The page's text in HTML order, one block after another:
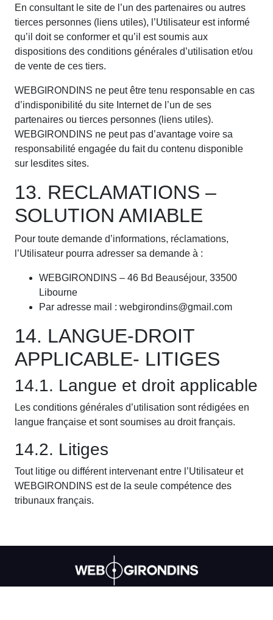
En consultant le site de l’un des partenaires ou autres
tierces personnes (liens utiles), l’Utilisateur est informé
qu’il doit se conformer et qu’il est soumis aux
dispositions des conditions générales d’utilisation et/ou
de vente de ces tiers.
WEBGIRONDINS ne peut être tenu responsable en cas
d’indisponibilité du site Internet de l’un de ses
partenaires ou tierces personnes (liens utiles).
WEBGIRONDINS ne peut pas d’avantage voire sa
responsabilité engagée du fait du contenu disponible
sur lesdites sites.
13. RECLAMATIONS –
SOLUTION AMIABLE
Pour toute demande d’informations, réclamations,
l’Utilisateur pourra adresser sa demande à :
WEBGIRONDINS – 46 Bd Beauséjour, 33500
Libourne
Par adresse mail : webgirondins@gmail.com
14. LANGUE-DROIT
APPLICABLE- LITIGES
14.1. Langue et droit applicable
Les conditions générales d’utilisation sont rédigées en
langue française et sont soumises au droit français.
14.2. Litiges
Tout litige ou différent intervenant entre l’Utilisateur et
WEBGIRONDINS est de la seule compétence des
tribunaux français.